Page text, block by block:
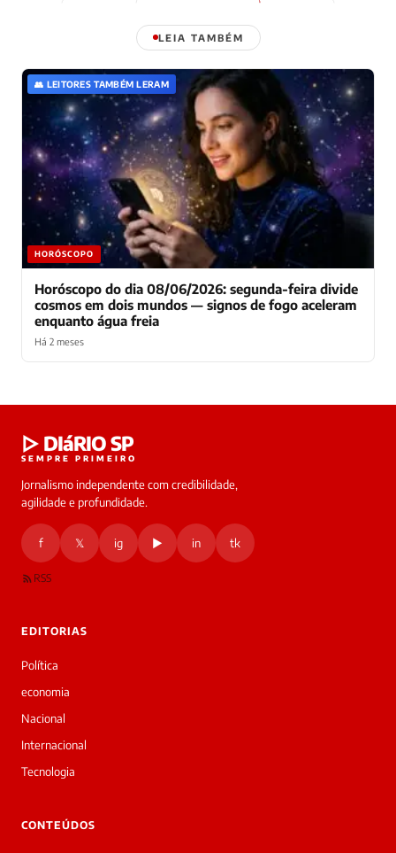
LEIA TAMBÉM
👥 LEITORES TAMBÉM LERAM
HORÓSCOPO
Horóscopo do dia 08/06/2026: segunda-feira divide
cosmos em dois mundos — signos de fogo aceleram
enquanto água freia
Há 2 meses
online
Oi!
Bom
dia!
a
Laura,
▷
▷ DIáRIO SP
SEMPRE PRIMEIRO
Jornalismo independente com credibilidade,
agilidade e profundidade.
f 𝕏 ig ▶ in tk
RSS
EDITORIAS
Política
economia
Nacional
Internacional
Tecnologia
CONTEÚDOS